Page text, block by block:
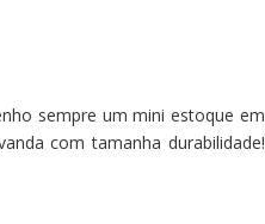
sempre um mini estoque em
com tamanha durabilidade!